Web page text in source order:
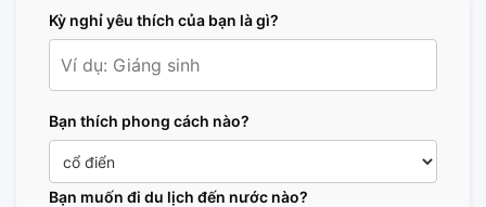
Kỳ nghỉ yêu thích của bạn là gì?
Bạn thích phong cách nào?
Bạn muốn đi du lịch đến nước nào?